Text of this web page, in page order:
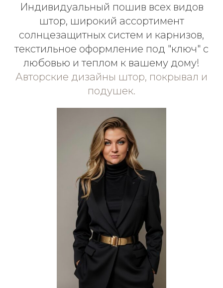
Индивидуальный пошив всех видов
штор, широкий ассортимент
солнцезащитных систем и карнизов,
текстильное оформление под "ключ" с
любовью и теплом к вашему дому!
Авторские дизайны штор, покрывал и
подушек.